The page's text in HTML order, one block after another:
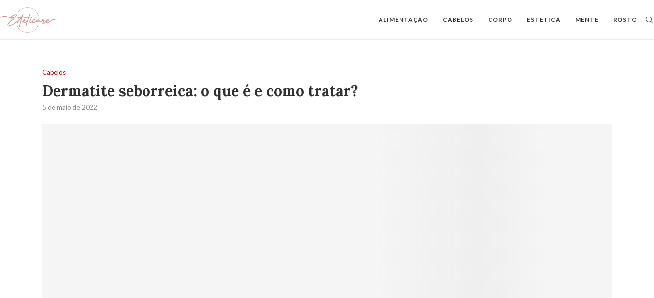
ALIMENTAÇÃO CABELOS CORPO ESTÉTICA MENTE ROSTO
Cabelos
Dermatite seborreica: o que é e como tratar?
5 de maio de 2022